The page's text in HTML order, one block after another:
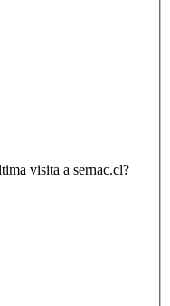
visita a sernac.cl?